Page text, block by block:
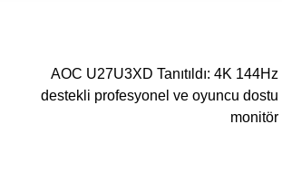
AOC U27U3XD Tanıtıldı: 4K 144Hz
destekli profesyonel ve oyuncu dostu
monitör